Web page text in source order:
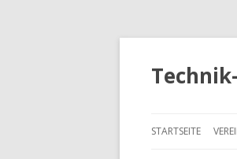
STARTSEITE